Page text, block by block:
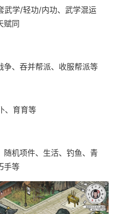
武学/轻功/内功、武学混运
赋同
争、吞并帮派、收服帮派等
、育育等
机项件、生活、钓鱼、青
手等